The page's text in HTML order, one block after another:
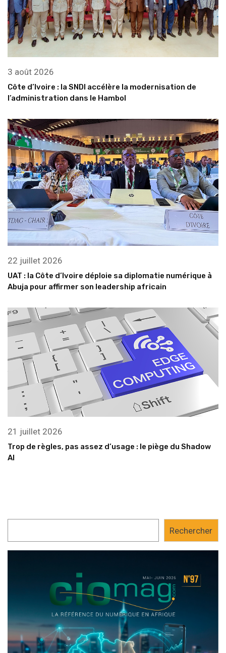
3 août 2026
Côte d’Ivoire : la SNDI accélère la modernisation de
l’administration dans le Hambol
22 juillet 2026
UAT : la Côte d’Ivoire déploie sa diplomatie numérique à
Abuja pour affirmer son leadership africain
21 juillet 2026
Trop de règles, pas assez d’usage : le piège du Shadow
AI
Rechercher